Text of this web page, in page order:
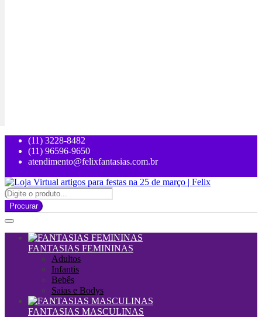
(11) 3228-8482
(11) 96596-9650
atendimento@felixfantasias.com.br
Procurar
FANTASIAS FEMININAS
Adultos
Infantis
Bebês
Saias e Bodys
FANTASIAS MASCULINAS